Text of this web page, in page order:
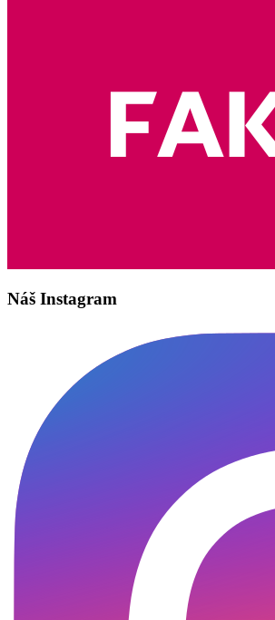
Náš Instagram